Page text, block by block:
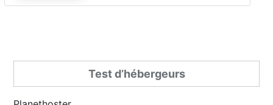
Test d’hébergeurs